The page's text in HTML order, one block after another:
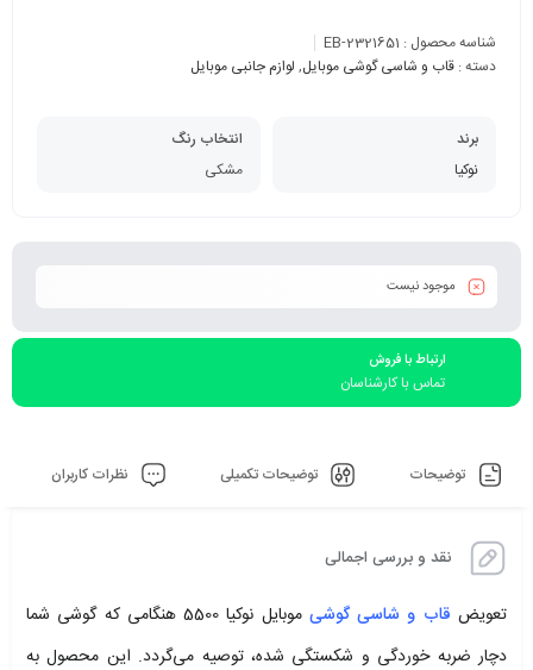
شناسه محصول : EB-2321651
دسته : قاب و شاسی گوشی موبایل, لوازم جانبی موبایل
برند
نوکیا
انتخاب رنگ
مشکی
موجود نیست
ارتباط با فروش
تماس با کارشناسان
توضیحات توضیحات تکمیلی نظرات کاربران
نقد و بررسی اجمالی
تعویض قاب و شاسی گوشی
موبایل نوکیا 5500 هنگامی که گوشی شما
دچار ضربه خوردگی و شکستگی شده، توصیه می‌گردد. این محصول به